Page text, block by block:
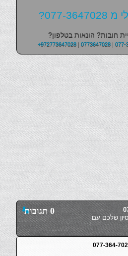
חובות? הונאות בטלפון?
+972773647028| 0773647028| 077-
0 תגובות
שלכם עם